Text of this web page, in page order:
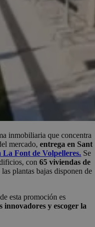
inmobiliaria que concentra
mercado,entrega en Sant
La Font de Volpelleres. Se
con65 viviendas de
plantas bajas disponen de
esta promoción es
innovadores y escoger la